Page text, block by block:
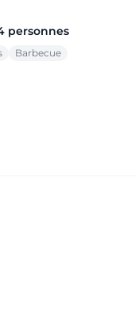
personnes
Barbecue